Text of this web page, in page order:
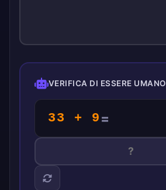
VERIFICA DI ESSERE UMANO
33 + 9=